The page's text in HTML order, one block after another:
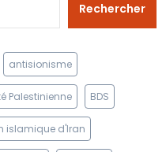
Rechercher
antisionisme
Palestinienne BDS
islamique d'Iran